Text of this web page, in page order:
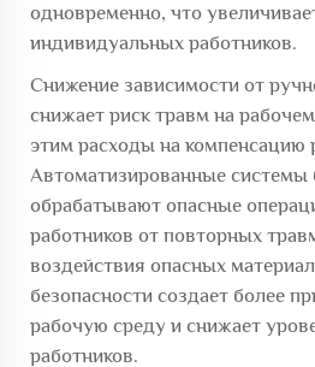
одновременно, что
индивидуальных работников.
Снижение зависимости от
снижает риск травм на
этим расходы на компенсацию
Автоматизированные системы
обрабатывают опасные
работников от повторных
воздействия опасных
безопасности создает более
рабочую среду и снижает
работников.